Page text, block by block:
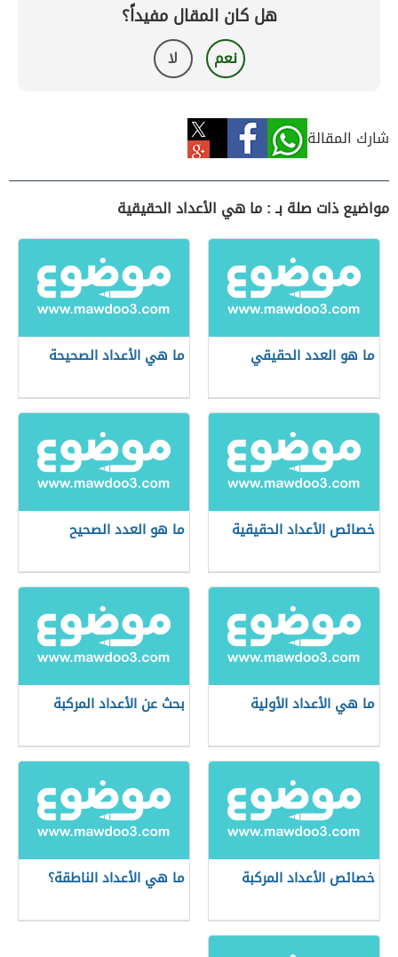
هل كان المقال مفيداً؟
نعم لا
شارك المقالة
مواضيع ذات صلة بـ : ما هي الأعداد الحقيقية
ما هو العدد الحقيقي ما هي الأعداد الصحيحة
خصائص الأعداد الحقيقية ما هو العدد الصحيح
ما هي الأعداد الأولية بحث عن الأعداد المركبة
خصائص الأعداد المركبة ما هي الأعداد الناطقة؟